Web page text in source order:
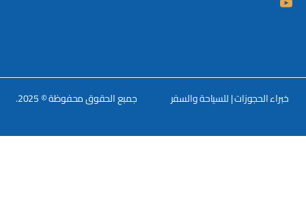
خبراء الحجوزات | للسياحة والسفر جمبع الحقوق محفوظة © 2025.